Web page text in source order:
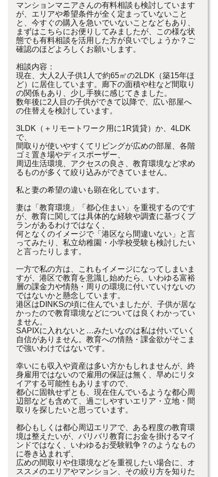
マンションマニアさんの有料相談も検討しています
が、エリアや希望条件が全く定まっていないこと
と、今すぐの購入を急いでいないことなどもあり、
まずはこちらにお便りしてみましたが、この様な状
態でも有料相談を活用した方が良いでしょうか？ご
確認のほどよろしくお願いします。
相談内容：
現在、大人2人子供1人で約65㎡の2LDK（築15年ほ
ど）に居住しています。廊下の面積や柱など間取り
の関係もあり、少し手狭に感じてきました。
数年後に2人目の子供ができて以降で、広い部屋へ
の住替えを検討しています。
3LDK（＋リモートワーク用に1R賃貸）か、4LDK
で、
間取りが使いやすくてリビングが広めの部屋、各階
ゴミ置き場やディスポーザー、
周辺生活環境、アクセスの良さ、教育環境など求め
るものが多くて絞り込みができていません。
私と妻の希望の違いも顕在化しています。
妻は「教育環境」「都心住まい」を重視するのです
が、教育に関しては具体的な経験や調査に基づくプ
ランがあるわけではなく、
何となくのイメージで「港区なら間違いない」と言
ってみたり、私立幼稚園・小学校受験も検討したい
と言ったりします。
一方で私の方は、これもイメージになってしまいま
すが、港区で教育を意識し始めたら、いわゆる富裕
層の課金力や情熱・周りの環境に付いていけないの
ではないかと懸念しています。
港区はDINKSの頃に住んでいましたが、子供が居な
かったので教育環境などについては良くわかってい
ません。
SAPIXに入れないと…みたいなのは私は付いていく
自信がありません。教育への情熱・課金欲がそこま
で強いわけではないです。
幸いにも収入や資産は多い方かもしれませんが、終
身雇用ではないので雇用の保証は無く、早めにリタ
イアする可能性もありますので、
都心に固執せずとも、現在住んでいるような都心周
辺部なども含めて、過ごしやすいエリア・立地・間
取りを探したいと思っています。
都心もしくは都心周辺エリアで、ある程度の教育環
境は整えたいが、バリバリ教育にお金を掛けるマイ
ンドではなく、いわゆるお受験戦争？のようなもの
に巻き込まれず、
広めの間取りや住環境などを重視したい場合に、オ
ススメのエリアやマンション、その絞り方を知りた